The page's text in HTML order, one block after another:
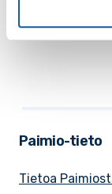
Paimio-tieto
Tietoa